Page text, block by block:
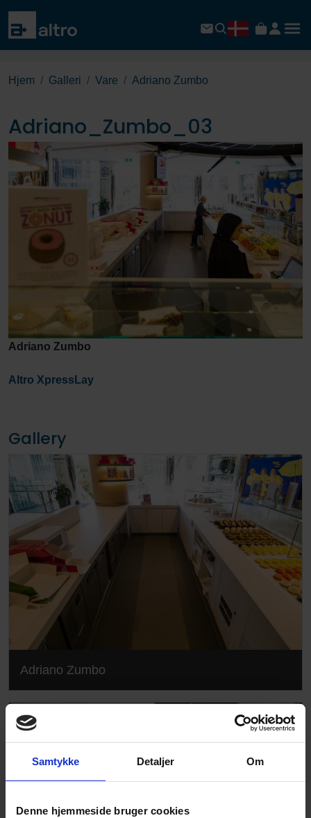
Samtykke Detaljer Om
Denne hjemmeside bruger cookies
Hjem Galleri Vare Adriano Zumbo
Adriano_Zumbo_03
Adriano Zumbo
Altro XpressLay
Gallery
Adriano Zumbo